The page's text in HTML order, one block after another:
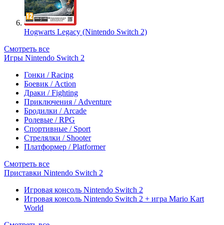
Hogwarts Legacy (Nintendo Switch 2)
Смотреть все
Игры Nintendo Switch 2
Гонки / Racing
Боевик / Action
Драки / Fighting
Приключения / Adventure
Бродилки / Arcade
Ролевые / RPG
Спортивные / Sport
Стрелялки / Shooter
Платформер / Platformer
Смотреть все
Приставки Nintendo Switch 2
Игровая консоль Nintendo Switch 2
Игровая консоль Nintendo Switch 2 + игра Mario Kart
World